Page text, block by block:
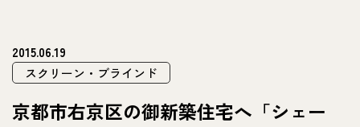
2015.06.19
スクリーン・ブラインド
京都市右京区の御新築住宅へ「シェー